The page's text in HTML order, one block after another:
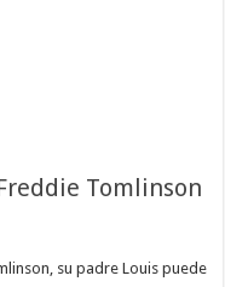
Tomlinson
su padre Louis puede